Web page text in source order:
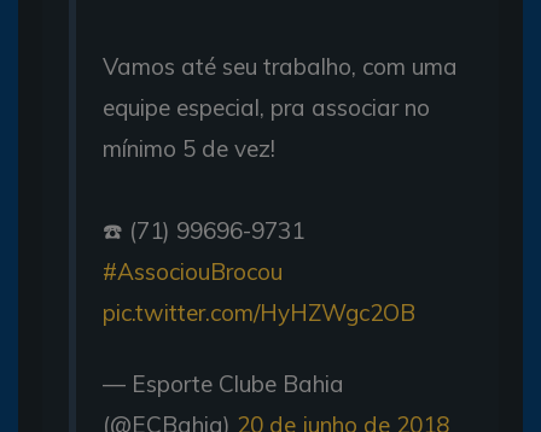
Vamos até seu trabalho, com uma
equipe especial, pra associar no
mínimo 5 de vez!
☎️ (71) 99696-9731
#AssociouBrocou
pic.twitter.com/HyHZWgc2OB
— Esporte Clube Bahia
(@ECBahia) 20 de junho de 2018